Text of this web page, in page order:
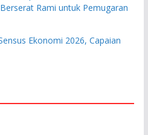
Rami untuk Pemugaran
Ekonomi 2026, Capaian